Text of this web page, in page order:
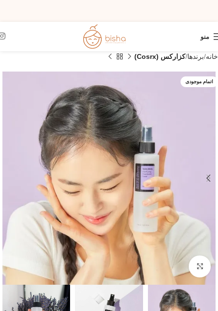
منو
خانه برندها کزارکس (Cosrx)
اتمام موجودی
بزرگنمایی تصویر